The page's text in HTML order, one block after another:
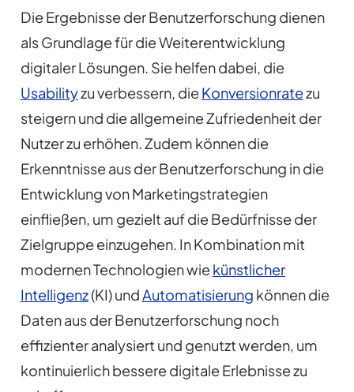
Die Ergebnisse der Benutzerforschung dienen
als Grundlage für die Weiterentwicklung
digitaler Lösungen. Sie helfen dabei, die
Usabilityzu verbessern, dieKonversionratezu
steigern und die allgemeine Zufriedenheit der
Nutzer zu erhöhen. Zudem können die
Erkenntnisse aus der Benutzerforschung in die
Entwicklung von Marketingstrategien
einfließen, um gezielt auf die Bedürfnisse der
Zielgruppe einzugehen. In Kombination mit
modernen Technologien wiekünstlicher
Intelligenz(KI) undAutomatisierung können die
Daten aus der Benutzerforschung noch
effizienter analysiert und genutzt werden, um
kontinuierlich bessere digitale Erlebnisse zu